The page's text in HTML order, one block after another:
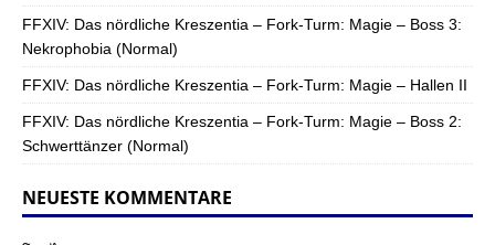
FFXIV: Das nördliche Kreszentia – Fork-Turm: Magie – Boss 3:
Nekrophobia (Normal)
FFXIV: Das nördliche Kreszentia – Fork-Turm: Magie – Hallen II
FFXIV: Das nördliche Kreszentia – Fork-Turm: Magie – Boss 2:
Schwerttänzer (Normal)
NEUESTE KOMMENTARE